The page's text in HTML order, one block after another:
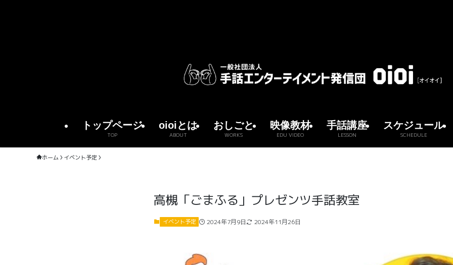
トップページ
TOP
oioiとは
ABOUT
おしごと
WORKS
映像教材
EDU VIDEO
手話講座
LESSON
スケジュール
SCHEDULE
ホーム イベント予定
高槻「ごまふる」プレゼンツ手話教室
イベント予定 2024年7月9日 2024年11月26日